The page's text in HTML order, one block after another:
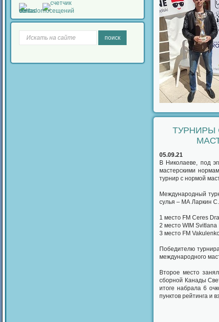
ТУРНИРЫ
05.09.21
В Николаеве, под
мастерскими
турнир с нормой
Международный
сулья – МА Ларкин
1 место FM Ceres
2 место WIM
3 место FM
Победителю
международного
Второе место
сборной Канады
итоге набрала 6
пунктов рейтинга и
поиск